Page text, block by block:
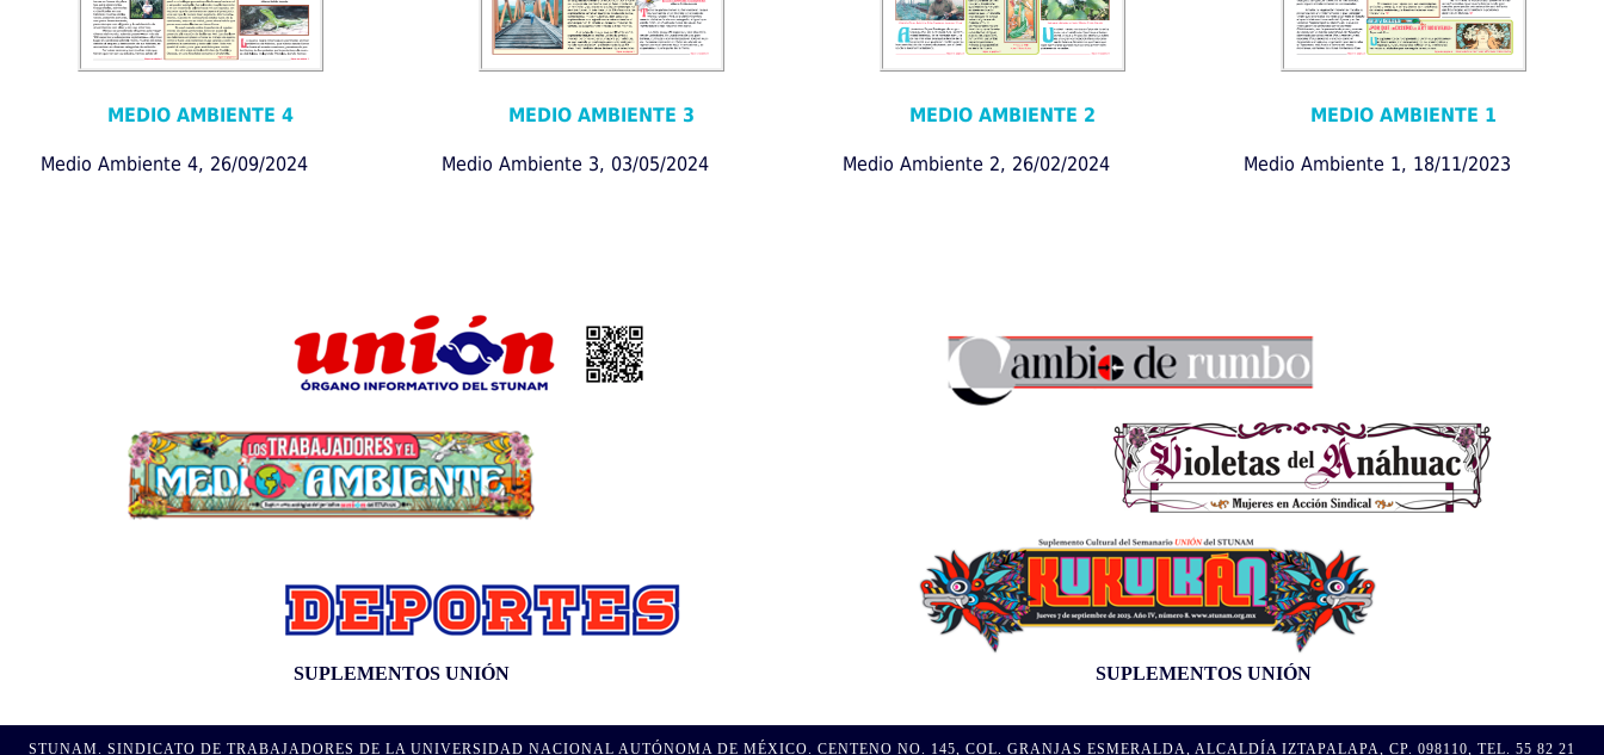
MEDIO AMBIENTE 4
Medio Ambiente 4, 26/09/2024
MEDIO AMBIENTE 3
Medio Ambiente 3, 03/05/2024
MEDIO AMBIENTE 2
Medio Ambiente 2, 26/02/2024
MEDIO AMBIENTE 1
Medio Ambiente 1, 18/11/2023
SUPLEMENTOS UNIÓN SUPLEMENTOS UNIÓN
STUNAM. SINDICATO DE TRABAJADORES DE LA UNIVERSIDAD NACIONAL AUTÓNOMA DE MÉXICO. CENTENO NO. 145, COL. GRANJAS ESMERALDA, ALCALDÍA IZTAPALAPA, CP. 098110, TEL. 55 82 21